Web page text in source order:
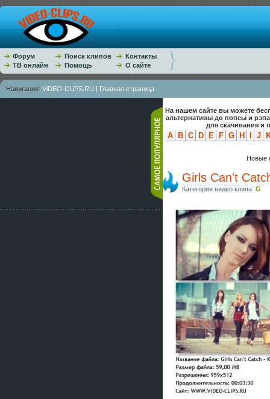
Форум Поиск клипов
Контакты
ТВ онлайн
Помощь О сайте
Навигация: ViDEO-CLiPS.RU | Главная страница
На нашем сайте вы можете
альтернативы до попсы и
для скачивания и
A B C D E F G H J
Новые
Girls Can't
Категория видео клипа: G